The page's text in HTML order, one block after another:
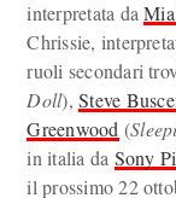
interpretata da
Chrissie,
ruoli secondari
Doll),Steve
Greenwood (
in italia da Sony
il prossimo 22